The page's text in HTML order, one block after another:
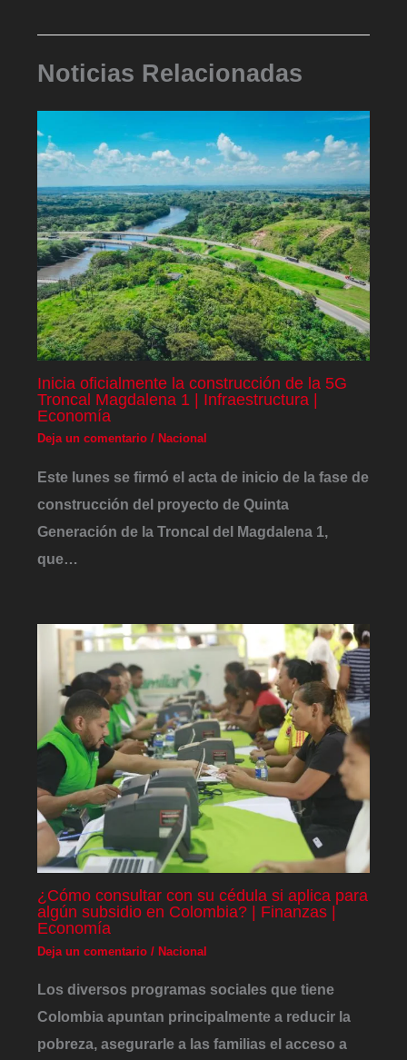
Noticias Relacionadas
Inicia oficialmente la construcción de la 5G
Troncal Magdalena 1 | Infraestructura |
Economía
Deja un comentario / Nacional
Este lunes se firmó el acta de inicio de la fase de
construcción del proyecto de Quinta
Generación de la Troncal del Magdalena 1,
que…
¿Cómo consultar con su cédula si aplica para
algún subsidio en Colombia? | Finanzas |
Economía
Deja un comentario / Nacional
Los diversos programas sociales que tiene
Colombia apuntan principalmente a reducir la
pobreza, asegurarle a las familias el acceso a